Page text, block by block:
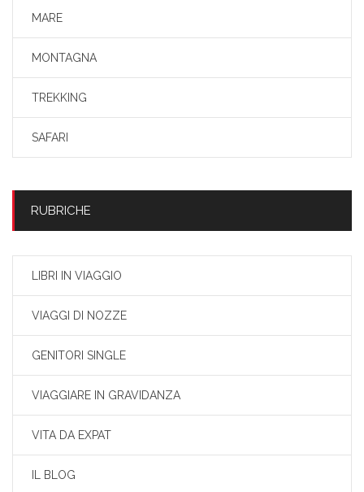
MARE
MONTAGNA
TREKKING
SAFARI
RUBRICHE
LIBRI IN VIAGGIO
VIAGGI DI NOZZE
GENITORI SINGLE
VIAGGIARE IN GRAVIDANZA
VITA DA EXPAT
IL BLOG